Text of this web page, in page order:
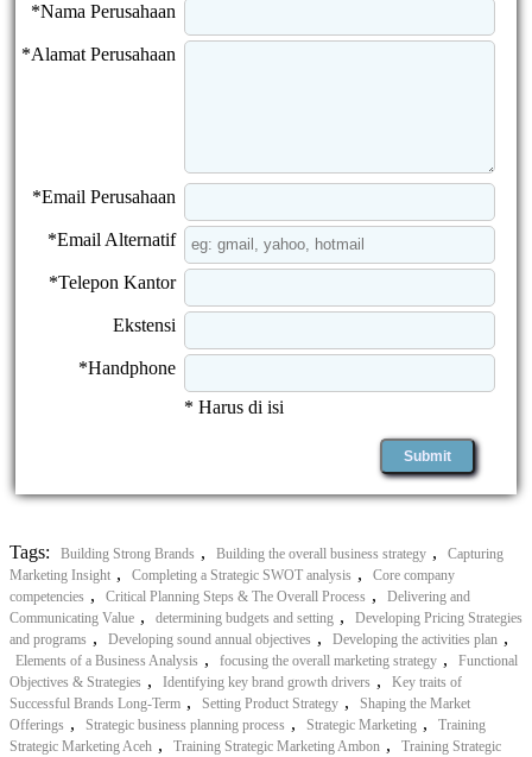
*Nama Perusahaan
*Alamat Perusahaan
*Email Perusahaan
*Email Alternatif
*Telepon Kantor
Ekstensi
*Handphone
* Harus di isi
Tags: Building Strong Brands , Building the overall business strategy ,
Capturing
Marketing Insight , Completing a Strategic SWOT analysis ,
Core company
competencies , Critical Planning Steps & The Overall Process ,
Delivering and
Communicating Value , determining budgets and setting ,
Developing Pricing Strategies
and programs , Developing sound annual objectives , Developing the activities plan ,
Elements of a Business Analysis , focusing the overall marketing strategy ,
Functional
Objectives & Strategies , Identifying key brand growth drivers ,
Key traits of
Successful Brands Long-Term , Setting Product Strategy ,
Shaping the Market
Offerings , Strategic business planning process , Strategic Marketing ,
Training
Strategic Marketing Aceh , Training Strategic Marketing Ambon , Training Strategic